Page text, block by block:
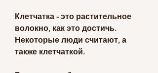
Клетчатка - это растительное
волокно, как это достичь.
Некоторые люди считают, а
также клетчаткой.